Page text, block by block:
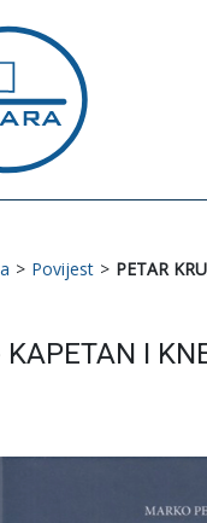
> Povijest > PETAR
KAPETAN I